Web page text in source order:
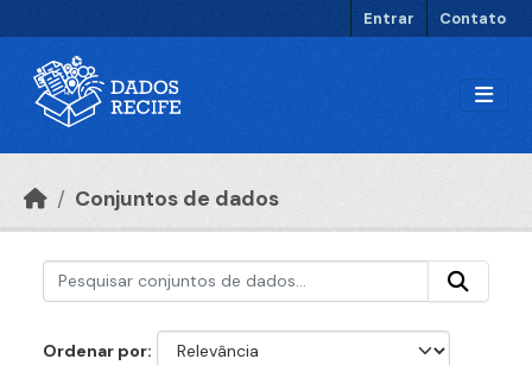
Entrar Contato
Conjuntos de dados
Ordenar por